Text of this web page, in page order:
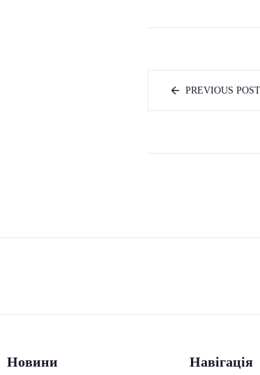
PREVIOUS POST
Новини Навігація